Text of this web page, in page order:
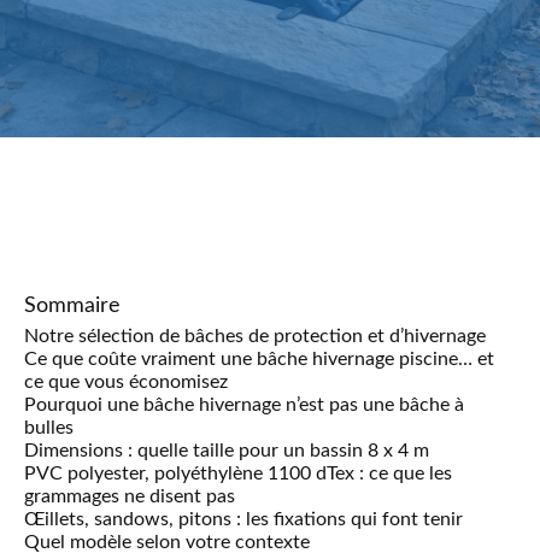
Sommaire
Notre sélection de bâches de protection et d’hivernage
Ce que coûte vraiment une bâche hivernage piscine… et
ce que vous économisez
Pourquoi une bâche hivernage n’est pas une bâche à
bulles
Dimensions : quelle taille pour un bassin 8 x 4 m
PVC polyester, polyéthylène 1100 dTex : ce que les
grammages ne disent pas
Œillets, sandows, pitons : les fixations qui font tenir
Quel modèle selon votre contexte